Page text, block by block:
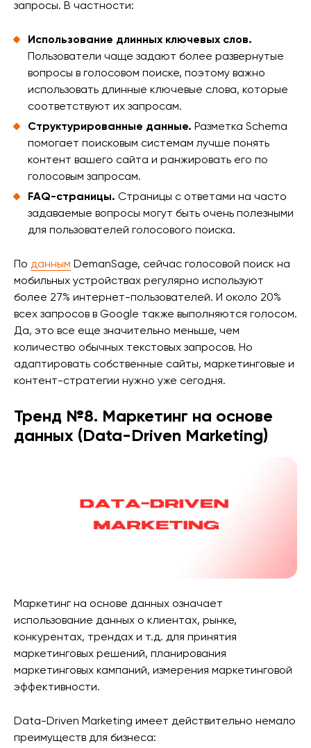
запросы. В частности:
Использование длинных ключевых слов.
Пользователи чаще задают более развернутые
вопросы в голосовом поиске, поэтому важно
использовать длинные ключевые слова, которые
соответствуют их запросам.
Структурированные данные. Разметка Schema
помогает поисковым системам лучше понять
контент вашего сайта и ранжировать его по
голосовым запросам.
FAQ-страницы. Страницы с ответами на часто
задаваемые вопросы могут быть очень полезными
для пользователей голосового поиска.
По данным DemanSage, сейчас голосовой поиск на
мобильных устройствах регулярно используют
более 27% интернет-пользователей. И около 20%
всех запросов в Google также выполняются голосом.
Да, это все еще значительно меньше, чем
количество обычных текстовых запросов. Но
адаптировать собственные сайты, маркетинговые и
контент-стратегии нужно уже сегодня.
Тренд №8. Маркетинг на основе
данных (Data-Driven Marketing)
Маркетинг на основе данных означает
использование данных о клиентах, рынке,
конкурентах, трендах и т.д. для принятия
маркетинговых решений, планирования
маркетинговых кампаний, измерения маркетинговой
эффективности.
Data-Driven Marketing имеет действительно немало
преимуществ для бизнеса: